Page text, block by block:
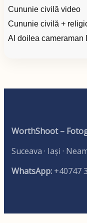
Cununie civilă video
Cununie civilă +
Al doilea cameraman
WorthShoot –
Suceava · Iași ·
WhatsApp: +40747